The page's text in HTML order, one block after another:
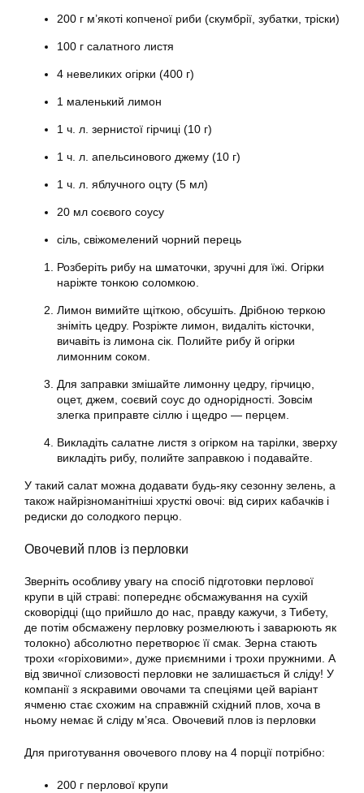
200 г м’якоті копченої риби (скумбрії, зубатки, тріски)
100 г салатного листя
4 невеликих огірки (400 г)
1 маленький лимон
1 ч. л. зернистої гірчиці (10 г)
1 ч. л. апельсинового джему (10 г)
1 ч. л. яблучного оцту (5 мл)
20 мл соєвого соусу
сіль, свіжомелений чорний перець
Розберіть рибу на шматочки, зручні для їжі. Огірки
наріжте тонкою соломкою.
Лимон вимийте щіткою, обсушіть. Дрібною теркою
зніміть цедру. Розріжте лимон, видаліть кісточки,
вичавіть із лимона сік. Полийте рибу й огірки
лимонним соком.
Для заправки змішайте лимонну цедру, гірчицю,
оцет, джем, соєвий соус до однорідності. Зовсім
злегка приправте сіллю і щедро — перцем.
Викладіть салатне листя з огірком на тарілки, зверху
викладіть рибу, полийте заправкою і подавайте.
У такий салат можна додавати будь-яку сезонну зелень, а
також найрізноманітніші хрусткі овочі: від сирих кабачків і
редиски до солодкого перцю.
Овочевий плов із перловки
Зверніть особливу увагу на спосіб підготовки перлової
крупи в цій страві: попереднє обсмажування на сухій
сковорідці (що прийшло до нас, правду кажучи, з Тибету,
де потім обсмажену перловку розмелюють і заварюють як
толокно) абсолютно перетворює її смак. Зерна стають
трохи «горіховими», дуже приємними і трохи пружними. А
від звичної слизовості перловки не залишається й сліду! У
компанії з яскравими овочами та спеціями цей варіант
ячменю стає схожим на справжній східний плов, хоча в
ньому немає й сліду м’яса. Овочевий плов із перловки
Для приготування овочевого плову на 4 порції потрібно:
200 г перлової крупи